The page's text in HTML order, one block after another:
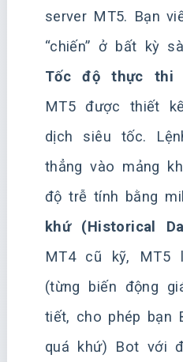
server MT5. Bạn
“chiến” ở bất kỳ
Tốc độ thực thi
MT5 được thiết
dịch siêu tốc.
thẳng vào mảng
độ trễ tính bằng
khứ (Historical
MT4 cũ kỹ, MT5
(từng biến động
tiết, cho phép bạn
quá khứ) Bot với